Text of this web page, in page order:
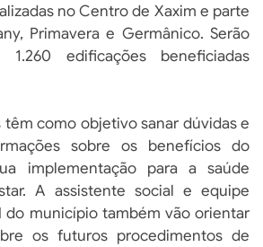
no Centro de Xaxim e parte
Primavera e Germânico. Serão
1.260 edificações beneficiadas
têm como objetivo sanar dúvidas e
sobre os benefícios do
implementação para a saúde
A assistente social e equipe
do município também vão orientar
os futuros procedimentos de